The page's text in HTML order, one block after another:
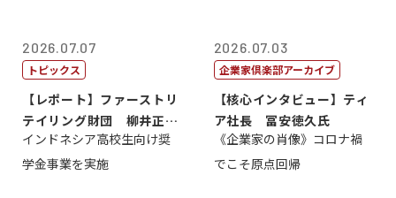
2026.07.07
トピックス
【レポート】ファーストリ
テイリング財団 柳井正
理事長
インドネシア高校生向け奨
学金事業を実施
2026.07.03
企業家倶楽部アーカイブ
【核心インタビュー】ティ
ア社長 冨安徳久氏
《企業家の肖像》コロナ禍
でこそ原点回帰